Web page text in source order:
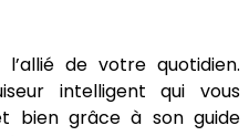
l’allié de votre quotidien.
intelligent qui vous
bien grâce à son guide